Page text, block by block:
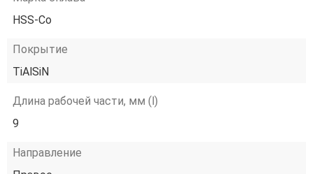
HSS-Co
Покрытие
TiAlSiN
Длина рабочей части, мм (l)
9
Направление